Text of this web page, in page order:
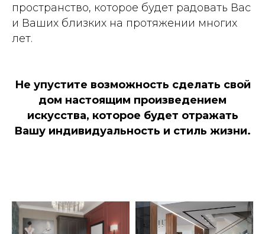
пространство, которое будет радовать Вас
и Ваших близких на протяжении многих
лет.
Не упустите возможность сделать свой
дом настоящим произведением
искусства, которое будет отражать
Вашу индивидуальность и стиль жизни.